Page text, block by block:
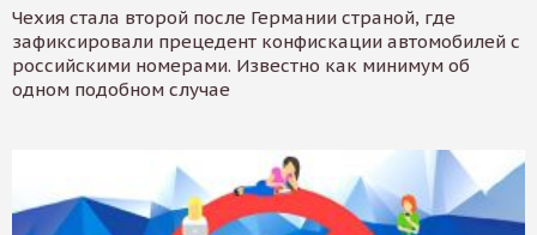
Чехия стала второй после Германии страной, где
зафиксировали прецедент конфискации автомобилей с
российскими номерами. Известно как минимум об
одном подобном случае